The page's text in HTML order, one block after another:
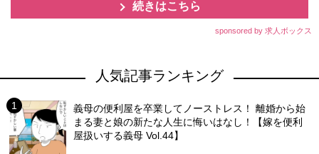
続きはこちら
sponsored by 求人ボックス
人気記事ランキング
義母の便利屋を卒業してノーストレス！ 離婚から始
まる妻と娘の新たな人生に悔いはなし！【嫁を便利
屋扱いする義母 Vol.44】